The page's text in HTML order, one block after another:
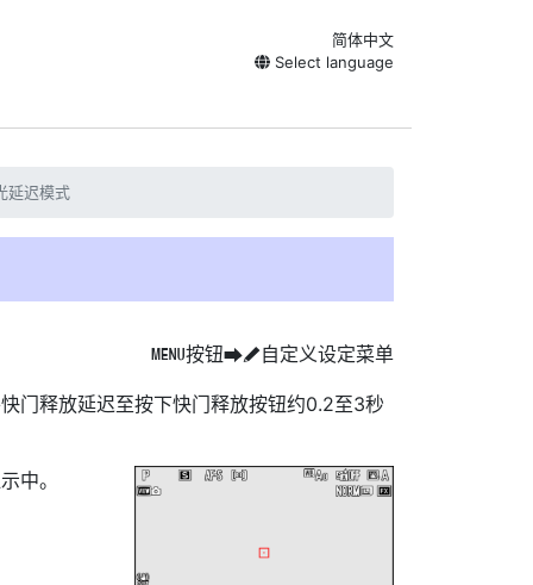
简体中文
Select language
延迟模式
G按钮UA自定义设定菜单
门释放延迟至按下快门释放按钮约0.2至3秒
中。